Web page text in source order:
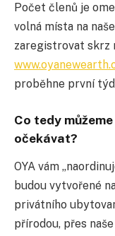
Počet členů je
volná místa na
zaregistrovat skrz
proběhne první
Co tedy
očekávat?
OYA vám
budou vytvořené
privátního
přírodou, přes